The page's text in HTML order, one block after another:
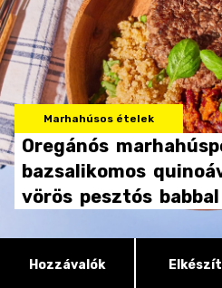
Marhahúsos ételek
Oregánós
bazsalikomos
vörös pesztós babbal
Hozzávalók